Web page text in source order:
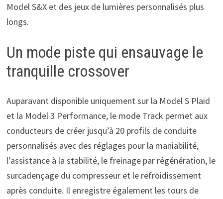
Model S&X et des jeux de lumières personnalisés plus
longs.
Un mode piste qui ensauvage le
tranquille crossover
Auparavant disponible uniquement sur la Model S Plaid
et la Model 3 Performance, le mode Track permet aux
conducteurs de créer jusqu’à 20 profils de conduite
personnalisés avec des réglages pour la maniabilité,
l’assistance à la stabilité, le freinage par régénération, le
surcadençage du compresseur et le refroidissement
après conduite. Il enregistre également les tours de